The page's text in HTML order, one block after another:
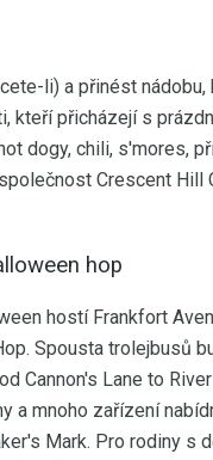
li) a přinést nádobu,
kteří přicházejí s
dogy, chili, s'mores,
Crescent Hill
hop
hostí Frankfort
Spousta trolejbusů
Cannon's Lane to
a mnoho zařízení
Mark. Pro rodiny s